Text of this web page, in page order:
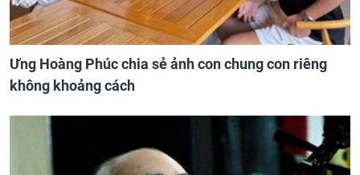
Ưng Hoàng Phúc chia sẻ ảnh con chung con riêng
không khoảng cách